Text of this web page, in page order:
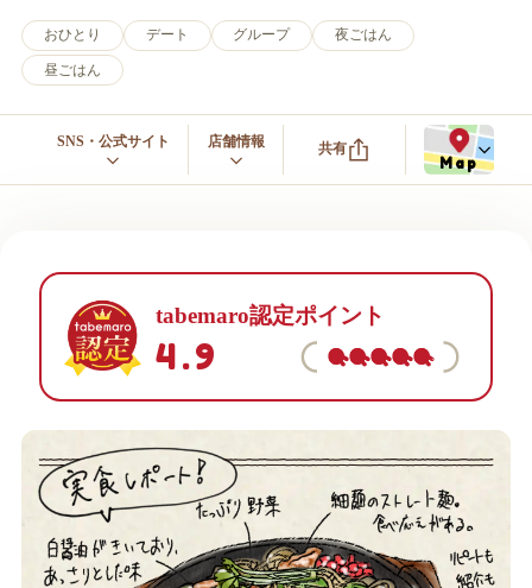
おひとり デート グループ 夜ごはん
昼ごはん
SNS・公式サイト 店舗情報 共有
Map
tabemaro認定ポイント
4.9